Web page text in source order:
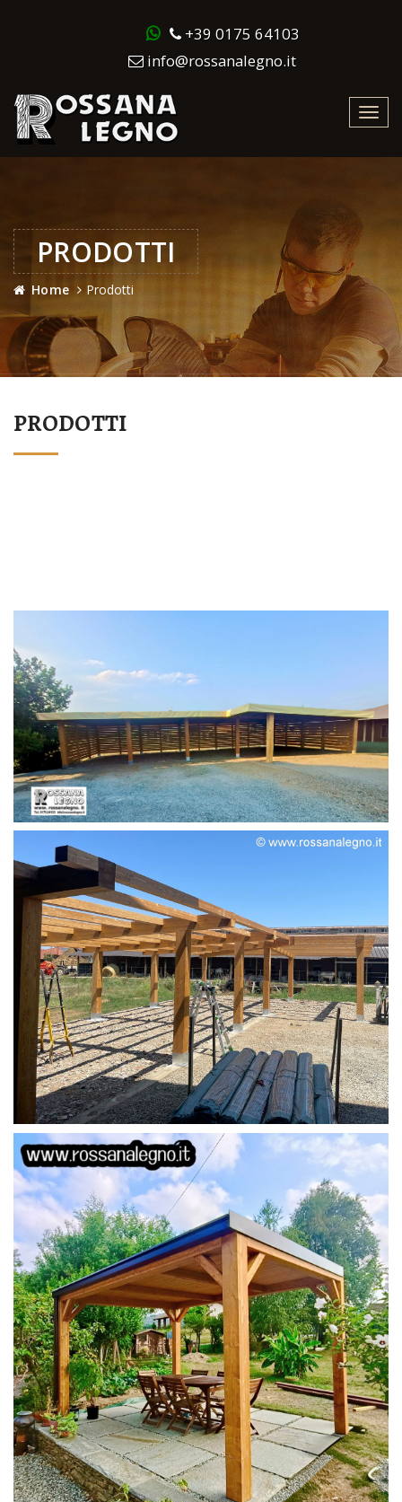
+39 0175 64103
info@rossanalegno.it
PRODOTTI
Home Prodotti
PRODOTTI
STRUTTURA
STRUTTURA